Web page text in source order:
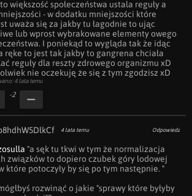
większość społeczeństwa ustala reguły a
- w dodatku mniejszości które
uważa się za jakby tu łagodnie to ując
lub wprost wybrakowane elementy owego
I poniekąd to wygląda tak że idąc
ręke to jest tak jakby to gangrena chciała
reguły dla reszty zdrowego organizmu xD
nie oczekuję że się z tym zgodzisz xD
4 lata temu
-2
4 lata temu Odpowiedz
"a sęk tu tkwi w tym że normalizacja
związków to dopiero czubek góry lodowej
które potoczyły by się po tym następnie. "
rozwinąć o jakie "sprawy które byłyby